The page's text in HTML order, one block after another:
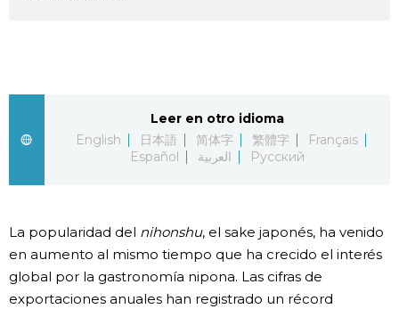
Fragmentos de Japón
Blog
Leer en otro idioma
English
日本語 简体字 繁體字
Français
Español
العربية Русский
La popularidad del nihonshu, el sake japonés, ha venido
en aumento al mismo tiempo que ha crecido el interés
global por la gastronomía nipona. Las cifras de
exportaciones anuales han registrado un récord